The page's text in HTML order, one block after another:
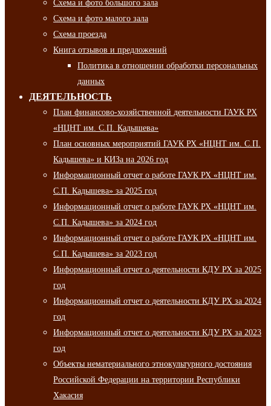
Схема и фото большого зала
Схема и фото малого зала
Схема проезда
Книга отзывов и предложений
Политика в отношении обработки персональных
данных
ДЕЯТЕЛЬНОСТЬ
План финансово-хозяйственной деятельности ГАУК РХ
«НЦНТ им. С.П. Кадышева»
План основных мероприятий ГАУК РХ «НЦНТ им. С.П.
Кадышева» и КИЗа на 2026 год
Информационный отчет о работе ГАУК РХ «НЦНТ им.
С.П. Кадышева» за 2025 год
Информационный отчет о работе ГАУК РХ «НЦНТ им.
С.П. Кадышева» за 2024 год
Информационный отчет о работе ГАУК РХ «НЦНТ им.
С.П. Кадышева» за 2023 год
Информационный отчет о деятельности КДУ РХ за 2025
год
Информационный отчет о деятельности КДУ РХ за 2024
год
Информационный отчет о деятельности КДУ РХ за 2023
год
Объекты нематериального этнокультурного достояния
Российской Федерации на территории Республики
Хакасия